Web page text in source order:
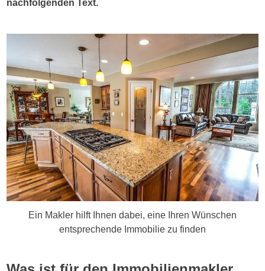
nachfolgenden Text.
Ein Makler hilft Ihnen dabei, eine Ihren Wünschen
entsprechende Immobilie zu finden